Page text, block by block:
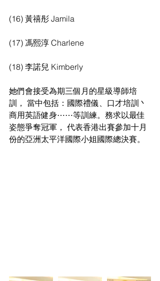
(16) 黃禧彤 Jamila
(17) 馮熙淳 Charlene
(18) 李諾兒 Kimberly
她們會接受為期三個月的星級導師培
訓， 當中包括：國際禮儀、口才培訓丶
商用英語健身⋯⋯等訓練。務求以最佳
姿態爭奪冠軍， 代表香港出賽參加十月
份的亞洲太平洋國際小姐國際總決賽。